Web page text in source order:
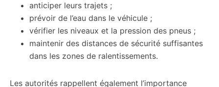
anticiper leurs trajets ;
prévoir de l’eau dans le véhicule ;
vérifier les niveaux et la pression des pneus ;
maintenir des distances de sécurité suffisantes
dans les zones de ralentissements.
Les autorités rappellent également l’importance